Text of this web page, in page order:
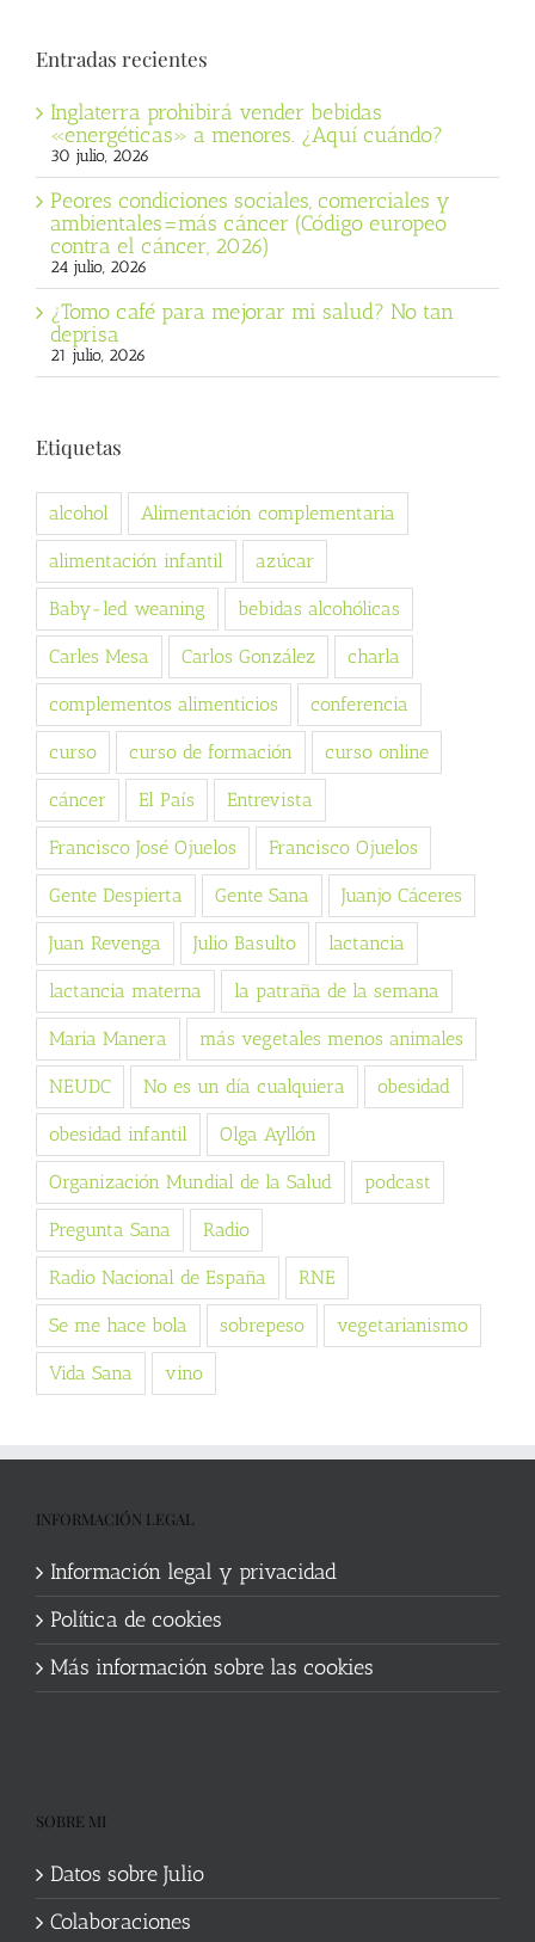
Entradas recientes
Inglaterra prohibirá vender bebidas
«energéticas» a menores. ¿Aquí cuándo?
30 julio, 2026
Peores condiciones sociales, comerciales y
ambientales=más cáncer (Código europeo
contra el cáncer, 2026)
24 julio, 2026
¿Tomo café para mejorar mi salud? No tan
deprisa
21 julio, 2026
Etiquetas
alcohol Alimentación complementaria
alimentación infantil azúcar
Baby-led weaning bebidas alcohólicas
Carles Mesa Carlos González charla
complementos alimenticios conferencia
curso curso de formación curso online
cáncer El País Entrevista
Francisco José Ojuelos Francisco Ojuelos
Gente Despierta Gente Sana Juanjo Cáceres
Juan Revenga Julio Basulto lactancia
lactancia materna la patraña de la semana
Maria Manera más vegetales menos animales
NEUDC No es un día cualquiera obesidad
obesidad infantil Olga Ayllón
Organización Mundial de la Salud podcast
Pregunta Sana Radio
Radio Nacional de España RNE
Se me hace bola sobrepeso vegetarianismo
Vida Sana vino
INFORMACIÓN LEGAL
Información legal y privacidad
Política de cookies
Más información sobre las cookies
SOBRE MI
Datos sobre Julio
Colaboraciones